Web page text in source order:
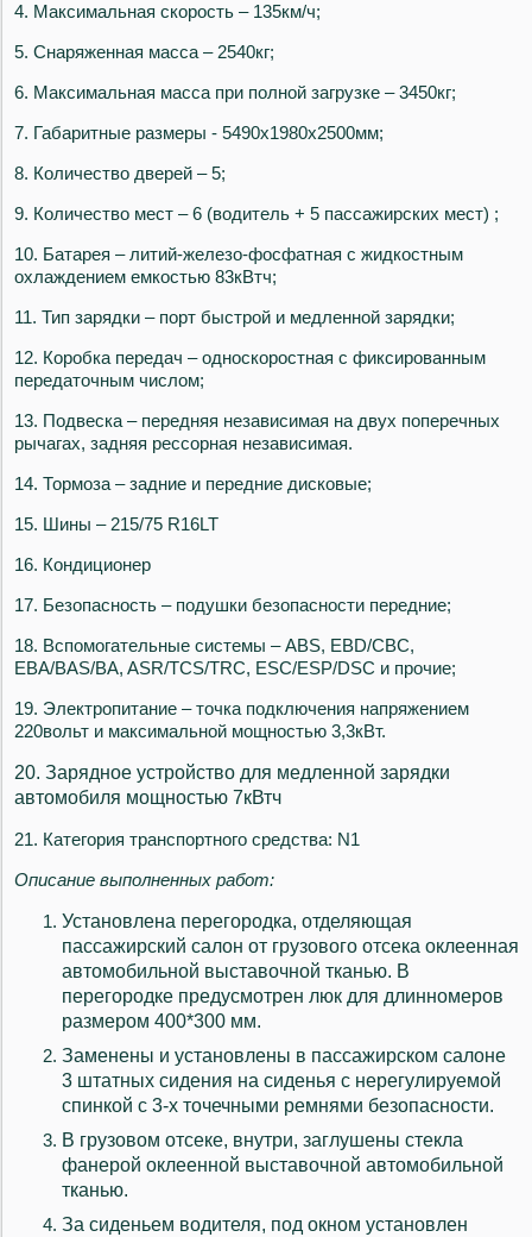
4. Максимальная скорость – 135км/ч;
5. Снаряженная масса – 2540кг;
6. Максимальная масса при полной загрузке – 3450кг;
7. Габаритные размеры - 5490х1980х2500мм;
8. Количество дверей – 5;
9. Количество мест – 6 (водитель + 5 пассажирских мест) ;
10. Батарея – литий-железо-фосфатная с жидкостным
охлаждением емкостью 83кВтч;
11. Тип зарядки – порт быстрой и медленной зарядки;
12. Коробка передач – односкоростная с фиксированным
передаточным числом;
13. Подвеска – передняя независимая на двух поперечных
рычагах, задняя рессорная независимая.
14. Тормоза – задние и передние дисковые;
15. Шины – 215/75 R16LT
16. Кондиционер
17. Безопасность – подушки безопасности передние;
18. Вспомогательные системы – ABS, EBD/CBC,
EBA/BAS/BA, ASR/TCS/TRC, ESC/ESP/DSC и прочие;
19. Электропитание – точка подключения напряжением
220вольт и максимальной мощностью 3,3кВт.
20. Зарядное устройство для медленной зарядки
автомобиля мощностью 7кВтч
21. Категория транспортного средства: N1
Описание выполненных работ:
Установлена перегородка, отделяющая
пассажирский салон от грузового отсека оклеенная
автомобильной выставочной тканью. В
перегородке предусмотрен люк для длинномеров
размером 400*300 мм.
Заменены и установлены в пассажирском салоне
3 штатных сидения на сиденья с нерегулируемой
спинкой с 3-х точечными ремнями безопасности.
В грузовом отсеке, внутри, заглушены стекла
фанерой оклеенной выставочной автомобильной
тканью.
За сиденьем водителя, под окном установлен